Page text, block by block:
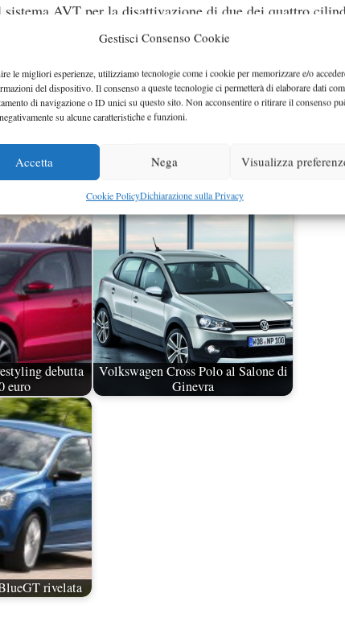
Gestisci Consenso Cookie
le migliori esperienze, utilizziamo tecnologie come i cookie per memorizzare e/o
del dispositivo. Il consenso a queste tecnologie ci permetterà di elaborare dati
di navigazione o ID unici su questo sito. Non acconsentire o ritirare il consenso
su alcune caratteristiche e funzioni.
Accetta Nega Visualizza
Cookie PolicyDichiarazione sulla Privacy
AVT per la disattivazione di due dei quattro
sei marce e quello DSG 7 marce. Infine la versione
a 110 CV.
di lega da 16 e 17 pollici, finiture nero lucido per
diffusori posteriori, spoiler e terminali di
pelle e Alcantara, volante sportivo multifunzione,
in tinta nera e pedaliera sportiva in acciaio
debutta
euro
Volkswagen Cross Polo al Salone di
Ginevra
rivelata